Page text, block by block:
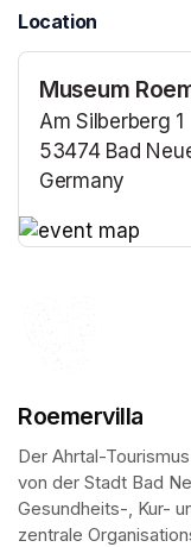
Location
Museum
Am Silberberg 1
53474 Bad
Germany
Roemervilla
Der Ahrtal-
von der Stadt Bad
Gesundheits-, Kur-
zentrale